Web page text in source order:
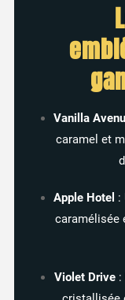
Vanilla
caramel et
Apple Hotel :
caramélisée
Violet Drive: